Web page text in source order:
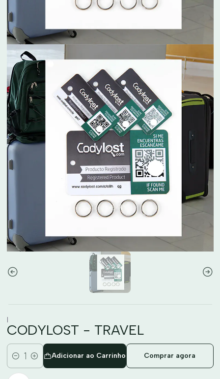
|
CODYLOST - TRAVEL
Quantidade
Adicionar ao Carrinho Comprar agora